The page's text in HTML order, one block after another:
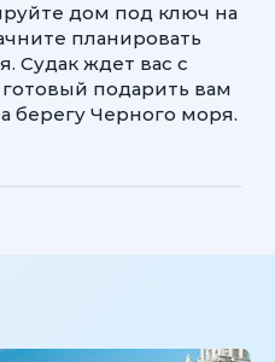
дом под ключ на
планировать
Судак ждет вас с
подарить вам
берегу Черного моря.